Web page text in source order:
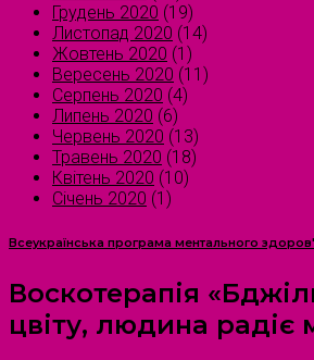
Грудень 2020 (19)
Листопад 2020 (14)
Жовтень 2020 (1)
Вересень 2020 (11)
Серпень 2020 (4)
Липень 2020 (6)
Червень 2020 (13)
Травень 2020 (18)
Квітень 2020 (10)
Січень 2020 (1)
Всеукраїнська програма ментального
Воскотерапія
цвіту, людина радіє